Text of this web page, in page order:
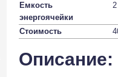
Емкость
энергоячейки
Стоимость
Описание: